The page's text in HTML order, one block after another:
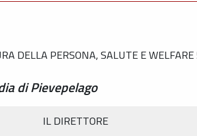
DELLA PERSONA, SALUTE E
di Pievepelago
IL DIRETTORE